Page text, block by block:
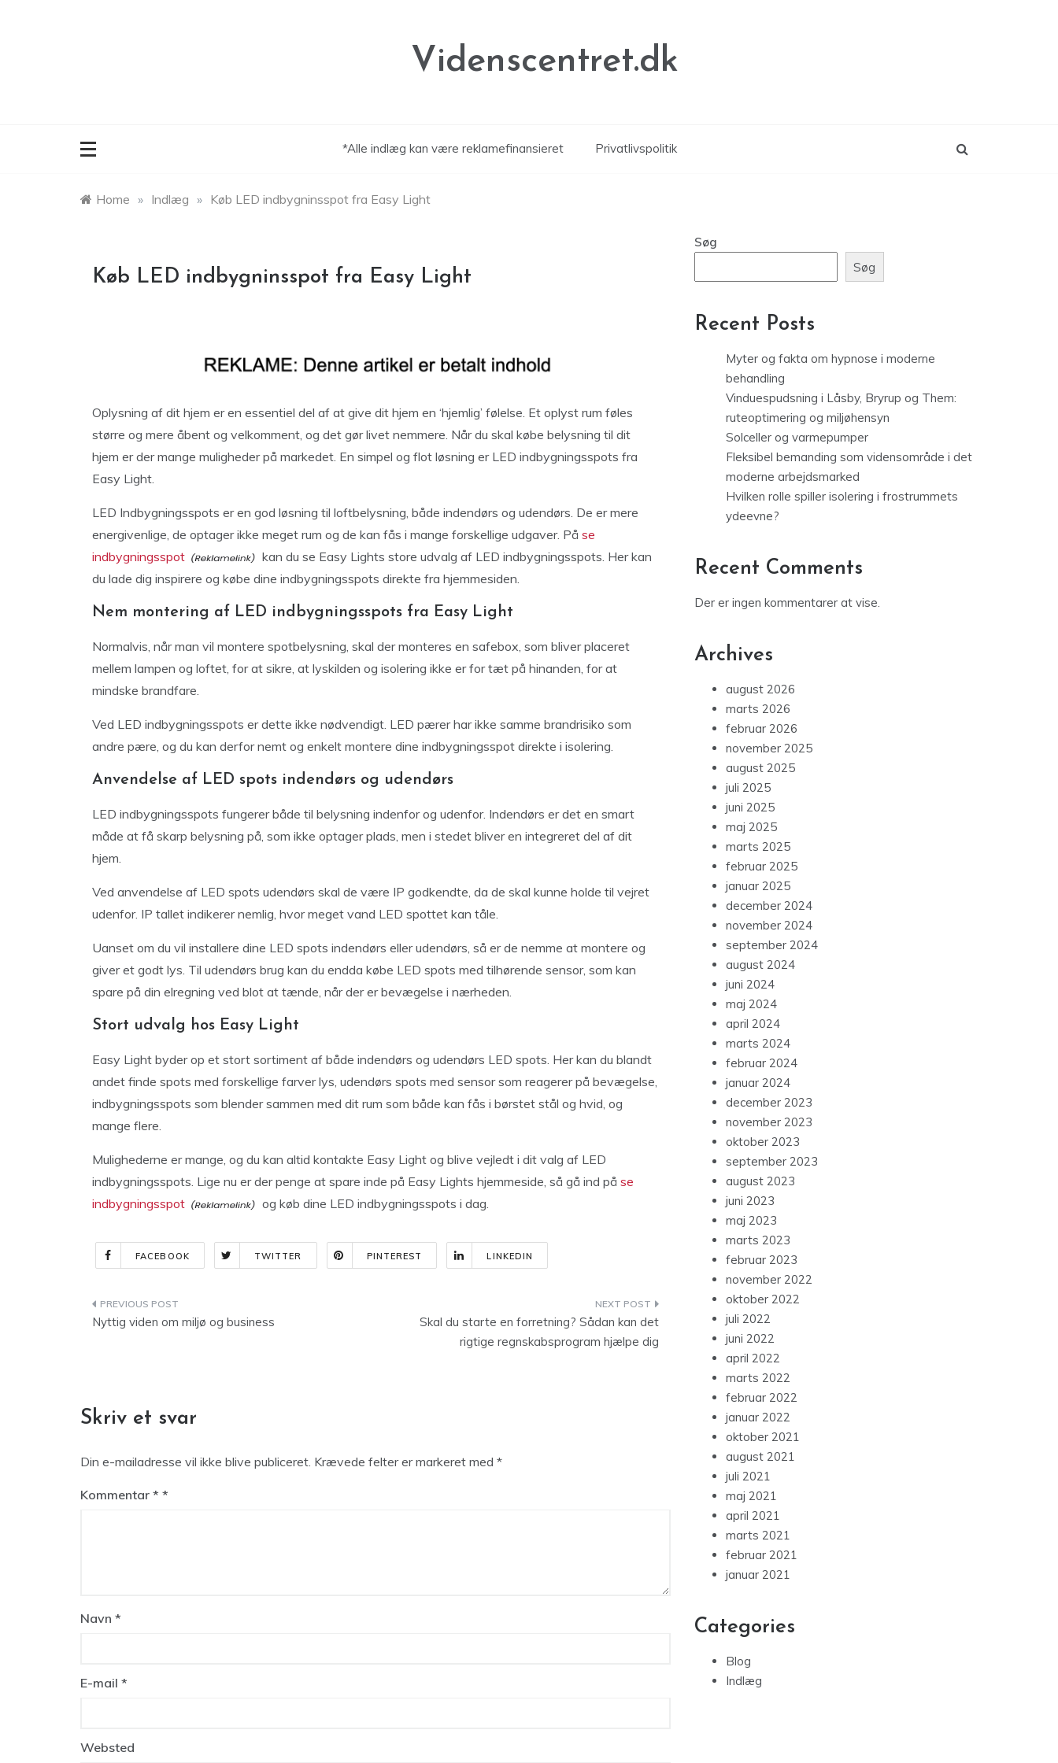
Videnscentret.dk
*Alle indlæg kan være reklamefinansieret Privatlivspolitik
Home » Indlæg » Køb LED indbygninsspot fra Easy Light
Køb LED indbygninsspot fra Easy Light
Oplysning af dit hjem er en essentiel del af at give dit hjem en ‘hjemlig’ følelse. Et oplyst rum føles
større og mere åbent og velkomment, og det gør livet nemmere. Når du skal købe belysning til dit
hjem er der mange muligheder på markedet. En simpel og flot løsning er LED indbygningsspots fra
Easy Light.
LED Indbygningsspots er en god løsning til loftbelysning, både indendørs og udendørs. De er mere
energivenlige, de optager ikke meget rum og de kan fås i mange forskellige udgaver. På se
indbygningsspot
kan du se Easy Lights store udvalg af LED indbygningsspots. Her kan
du lade dig inspirere og købe dine indbygningsspots direkte fra hjemmesiden.
Nem montering af LED indbygningsspots fra Easy Light
Normalvis, når man vil montere spotbelysning, skal der monteres en safebox, som bliver placeret
mellem lampen og loftet, for at sikre, at lyskilden og isolering ikke er for tæt på hinanden, for at
mindske brandfare.
Ved LED indbygningsspots er dette ikke nødvendigt. LED pærer har ikke samme brandrisiko som
andre pære, og du kan derfor nemt og enkelt montere dine indbygningsspot direkte i isolering.
Anvendelse af LED spots indendørs og udendørs
LED indbygningsspots fungerer både til belysning indenfor og udenfor. Indendørs er det en smart
måde at få skarp belysning på, som ikke optager plads, men i stedet bliver en integreret del af dit
hjem.
Ved anvendelse af LED spots udendørs skal de være IP godkendte, da de skal kunne holde til vejret
udenfor. IP tallet indikerer nemlig, hvor meget vand LED spottet kan tåle.
Uanset om du vil installere dine LED spots indendørs eller udendørs, så er de nemme at montere og
giver et godt lys. Til udendørs brug kan du endda købe LED spots med tilhørende sensor, som kan
spare på din elregning ved blot at tænde, når der er bevægelse i nærheden.
Stort udvalg hos Easy Light
Easy Light byder op et stort sortiment af både indendørs og udendørs LED spots. Her kan du blandt
andet finde spots med forskellige farver lys, udendørs spots med sensor som reagerer på bevægelse,
indbygningsspots som blender sammen med dit rum som både kan fås i børstet stål og hvid, og
mange flere.
Mulighederne er mange, og du kan altid kontakte Easy Light og blive vejledt i dit valg af LED
indbygningsspots. Lige nu er der penge at spare inde på Easy Lights hjemmeside, så gå ind på se
indbygningsspot
og køb dine LED indbygningsspots i dag.
FACEBOOK TWITTER PINTEREST LINKEDIN
Indlægsnavigation
Nyttig viden om miljø og business
Skal du starte en forretning? Sådan kan det
rigtige regnskabsprogram hjælpe dig
Skriv et svar
Din e-mailadresse vil ikke blive publiceret. Krævede felter er markeret med *
Kommentar *
Navn *
E-mail *
Websted
Søg
Søg
Recent Posts
Myter og fakta om hypnose i moderne
behandling
Vinduespudsning i Låsby, Bryrup og Them:
ruteoptimering og miljøhensyn
Solceller og varmepumper
Fleksibel bemanding som vidensområde i det
moderne arbejdsmarked
Hvilken rolle spiller isolering i frostrummets
ydeevne?
Recent Comments
Der er ingen kommentarer at vise.
Archives
august 2026
marts 2026
februar 2026
november 2025
august 2025
juli 2025
juni 2025
maj 2025
marts 2025
februar 2025
januar 2025
december 2024
november 2024
september 2024
august 2024
juni 2024
maj 2024
april 2024
marts 2024
februar 2024
januar 2024
december 2023
november 2023
oktober 2023
september 2023
august 2023
juni 2023
maj 2023
marts 2023
februar 2023
november 2022
oktober 2022
juli 2022
juni 2022
april 2022
marts 2022
februar 2022
januar 2022
oktober 2021
august 2021
juli 2021
maj 2021
april 2021
marts 2021
februar 2021
januar 2021
Categories
Blog
Indlæg